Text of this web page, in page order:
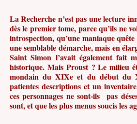
La Recherche n’est pas une lecture
dès le premier tome, parce qu’ils ne
introspection, qu’une maniaque
une semblable démarche, mais en
Saint Simon l’avait également fait
historique. Mais Proust ? Le milieu
mondain du XIXe et du début du
patientes descriptions et un
ces personnages ne sont-ils pas
sont, et que les plus menus soucis les